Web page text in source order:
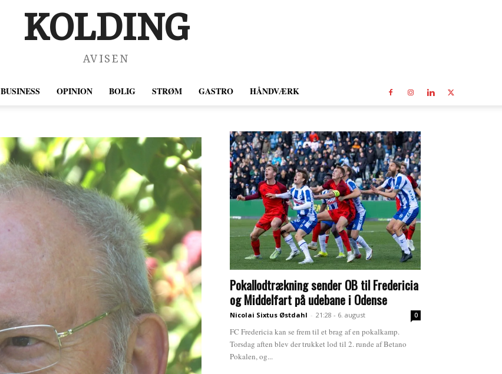
KOLDING
AVISEN
BUSINESS OPINION BOLIG STRØM GASTRO HÅNDVÆRK
Pokallodtrækning sender OB til Fredericia
og Middelfart på udebane i Odense
Nicolai Sixtus Østdahl - 21:28 - 6. august 0
FC Fredericia kan se frem til et brag af en pokalkamp.
Torsdag aften blev der trukket lod til 2. runde af Betano
Pokalen, og...